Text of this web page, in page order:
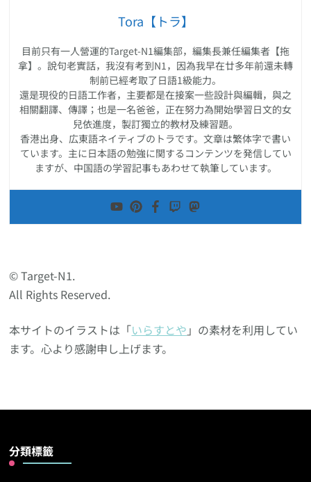
Tora【トラ】
目前只有一人營運的Target-N1編集部，編集長兼任編集者【拖
拿】。說句老實話，我沒有考到N1，因為我早在廿多年前還未轉
制前已經考取了日語1級能力。
還是現役的日語工作者，主要都是在接案一些設計與編輯，與之
相關翻譯、傳譯；也是一名爸爸，正在努力為開始學習日文的女
兒依進度，製訂獨立的教材及練習題。
香港出身、広東語ネイティブのトラです。文章は繁体字で書い
ています。主に日本語の勉強に関するコンテンツを発信してい
ますが、中国語の学習記事もあわせて執筆しています。
© Target-N1.
All Rights Reserved.
本サイトのイラストは「いらすとや 」の素材を利用してい
ます。心より感謝申し上げます。
分類標籤